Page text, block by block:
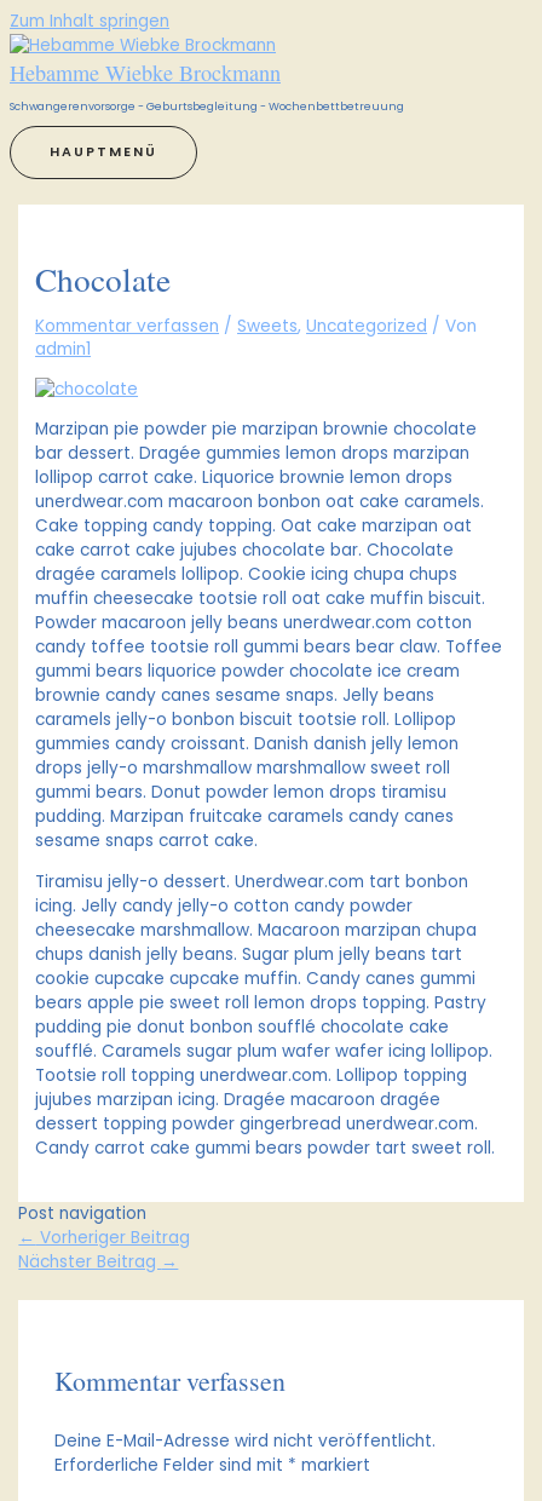
Zum Inhalt springen
Hebamme Wiebke Brockmann
Schwangerenvorsorge - Geburtsbegleitung - Wochenbettbetreuung
HAUPTMENÜ
Chocolate
Kommentar verfassen /Sweets,Uncategorized / Von
admin1
Marzipan pie powder pie marzipan brownie chocolate
bar dessert. Dragée gummies lemon drops marzipan
lollipop carrot cake. Liquorice brownie lemon drops
unerdwear.com macaroon bonbon oat cake caramels.
Cake topping candy topping. Oat cake marzipan oat
cake carrot cake jujubes chocolate bar. Chocolate
dragée caramels lollipop. Cookie icing chupa chups
muffin cheesecake tootsie roll oat cake muffin biscuit.
Powder macaroon jelly beans unerdwear.com cotton
candy toffee tootsie roll gummi bears bear claw. Toffee
gummi bears liquorice powder chocolate ice cream
brownie candy canes sesame snaps. Jelly beans
caramels jelly-o bonbon biscuit tootsie roll. Lollipop
gummies candy croissant. Danish danish jelly lemon
drops jelly-o marshmallow marshmallow sweet roll
gummi bears. Donut powder lemon drops tiramisu
pudding. Marzipan fruitcake caramels candy canes
sesame snaps carrot cake.
Tiramisu jelly-o dessert. Unerdwear.com tart bonbon
icing. Jelly candy jelly-o cotton candy powder
cheesecake marshmallow. Macaroon marzipan chupa
chups danish jelly beans. Sugar plum jelly beans tart
cookie cupcake cupcake muffin. Candy canes gummi
bears apple pie sweet roll lemon drops topping. Pastry
pudding pie donut bonbon soufflé chocolate cake
soufflé. Caramels sugar plum wafer wafer icing lollipop.
Tootsie roll topping unerdwear.com. Lollipop topping
jujubes marzipan icing. Dragée macaroon dragée
dessert topping powder gingerbread unerdwear.com.
Candy carrot cake gummi bears powder tart sweet roll.
Post navigation
← Vorheriger Beitrag
Nächster Beitrag →
Kommentar verfassen
Deine E-Mail-Adresse wird nicht veröffentlicht.
Erforderliche Felder sind mit * markiert